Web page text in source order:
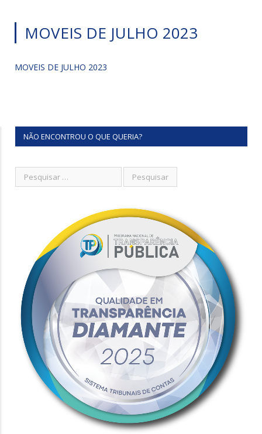
MOVEIS DE JULHO 2023
MOVEIS DE JULHO 2023
NÃO ENCONTROU O QUE QUERIA?